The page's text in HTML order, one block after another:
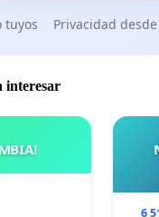
tuyos Privacidad
interesar
6